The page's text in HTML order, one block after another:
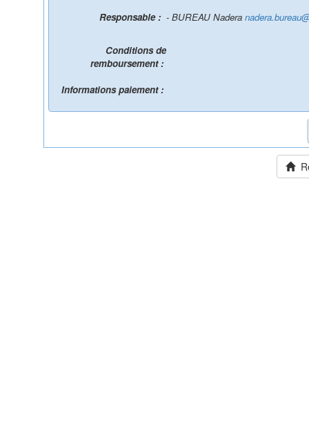
- BUREAU Nadera
Conditions de
remboursement :
Informations paiement :